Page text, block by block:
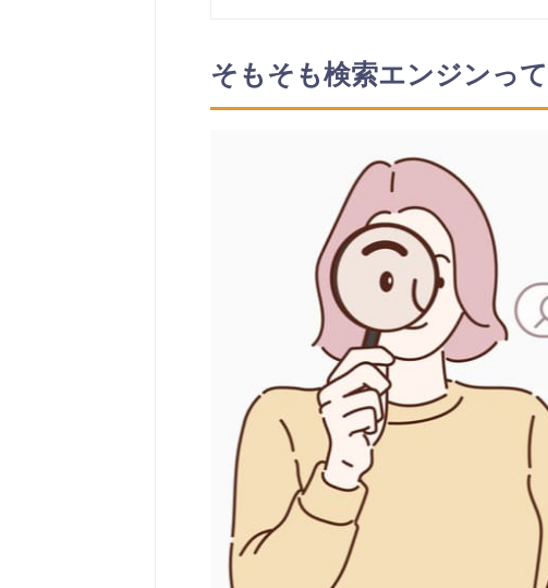
そもそも検索エンジンっ